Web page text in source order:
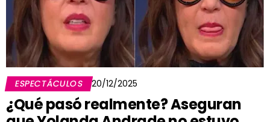
ESPECTÁCULOS 20/12/2025
¿Qué pasó realmente? Aseguran